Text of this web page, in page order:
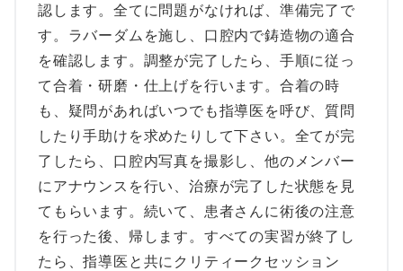
認します。全てに問題がなければ、準備完了で
す。ラバーダムを施し、口腔内で鋳造物の適合
を確認します。調整が完了したら、手順に従っ
て合着・研磨・仕上げを行います。合着の時
も、疑問があればいつでも指導医を呼び、質問
したり手助けを求めたりして下さい。全てが完
了したら、口腔内写真を撮影し、他のメンバー
にアナウンスを行い、治療が完了した状態を見
てもらいます。続いて、患者さんに術後の注意
を行った後、帰します。すべての実習が終了し
たら、指導医と共にクリティークセッション